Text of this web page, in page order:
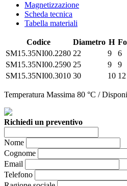
Magnetizzazione
Scheda tecnica
Tabella materiali
Codice Diametro H
SM15.35NI00.2280 22 9
6
SM15.35NI00.2590 25 9
9
SM15.35NI00.3010 30 10 12
Temperatura Massima 80 °C /
Richiedi un preventivo
Nome
Cognome
Email
Telefono